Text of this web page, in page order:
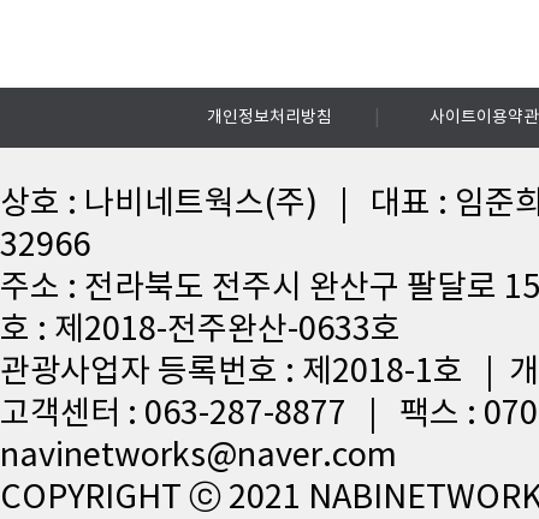
개인정보처리방침 사이트이용약관
상호 : 나비네트웍스(주) | 대표 : 임
32966
주소 : 전라북도 전주시 완산구 팔달로
호 : 제2018-전주완산-0633호
관광사업자 등록번호 : 제2018-1호 |
고객센터 : 063-287-8877 | 팩스 :
navinetworks@naver.com
COPYRIGHT ⓒ 2021